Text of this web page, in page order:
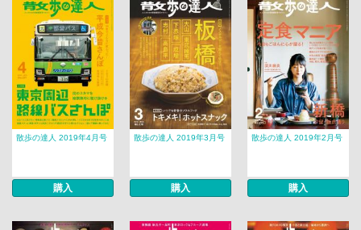
散歩の達人 2019年4月号
購入
散歩の達人 2019年3月号
購入
散歩の達人 2019年2月号
購入